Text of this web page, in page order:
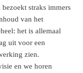
straks immers
van het
het is allemaal
uit voor een
zien.
en we horen